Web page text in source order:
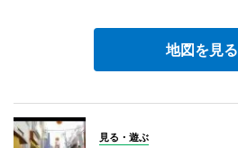
地図を見る
見る・遊ぶ